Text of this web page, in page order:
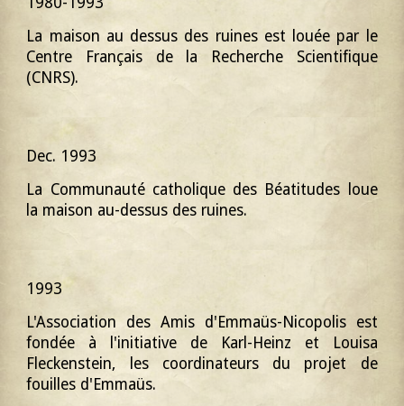
La maison au dessus des ruines est louée par le
Centre Français de la Recherche Scientifique
(CNRS).
Dec. 1993
La Communauté catholique des Béatitudes loue
la maison au-dessus des ruines.
1993
L'Association des Amis d'Emmaüs-Nicopolis est
fondée à l'initiative de Karl-Heinz et Louisa
Fleckenstein, les coordinateurs du projet de
fouilles d'Emmaüs.